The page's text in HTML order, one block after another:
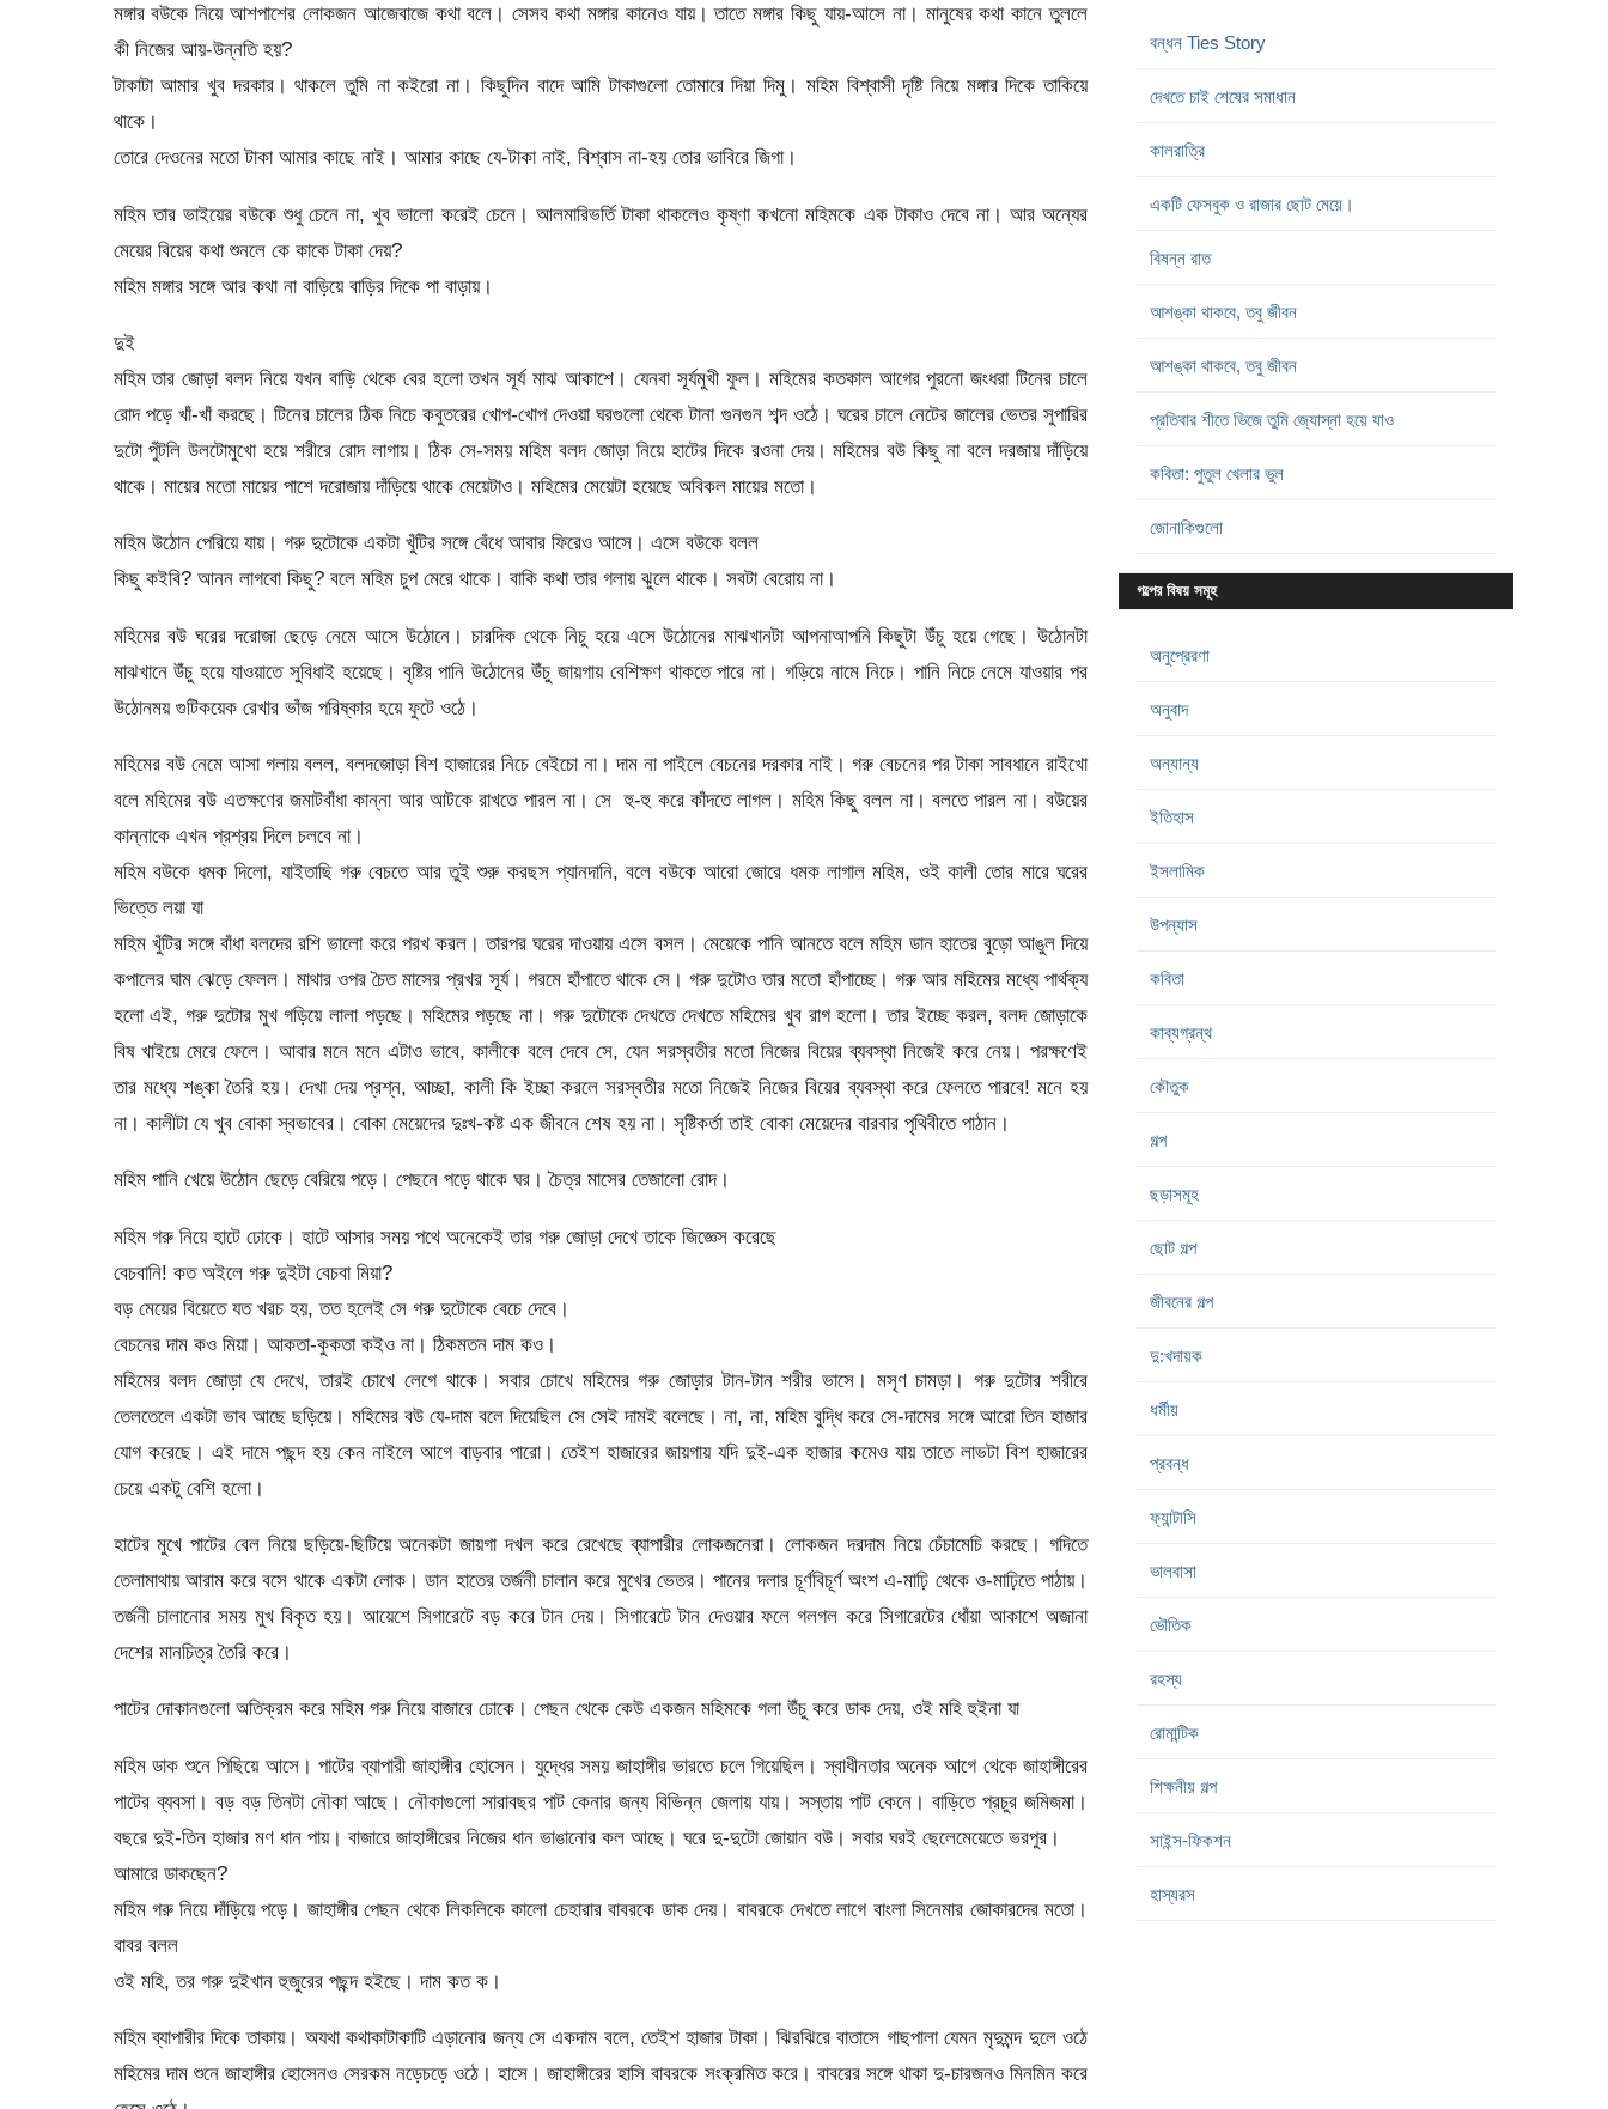
মঙ্গার বউকে নিয়ে আশপাশের লোকজন আজেবাজে কথা বলে। সেসব কথা মঙ্গার কানেও যায়। তাতে মঙ্গার কিছু যায়-আসে না। মানুষের কথা কানে তুললে
কী নিজের আয়-উন্নতি হয়?
টাকাটা আমার খুব দরকার। থাকলে তুমি না কইরো না। কিছুদিন বাদে আমি টাকাগুলো তোমারে দিয়া দিমু। মহিম বিশ্বাসী দৃষ্টি নিয়ে মঙ্গার দিকে তাকিয়ে
থাকে।
তোরে দেওনের মতো টাকা আমার কাছে নাই। আমার কাছে যে-টাকা নাই, বিশ্বাস না-হয় তোর ভাবিরে জিগা।
মহিম তার ভাইয়ের বউকে শুধু চেনে না, খুব ভালো করেই চেনে। আলমারিভর্তি টাকা থাকলেও কৃষ্ণা কখনো মহিমকে এক টাকাও দেবে না। আর অন্যের
মেয়ের বিয়ের কথা শুনলে কে কাকে টাকা দেয়?
মহিম মঙ্গার সঙ্গে আর কথা না বাড়িয়ে বাড়ির দিকে পা বাড়ায়।
দুই
মহিম তার জোড়া বলদ নিয়ে যখন বাড়ি থেকে বের হলো তখন সূর্য মাঝ আকাশে। যেনবা সূর্যমুখী ফুল। মহিমের কতকাল আগের পুরনো জংধরা টিনের চালে
রোদ পড়ে খাঁ-খাঁ করছে। টিনের চালের ঠিক নিচে কবুতরের খোপ-খোপ দেওয়া ঘরগুলো থেকে টানা গুনগুন শব্দ ওঠে। ঘরের চালে নেটের জালের ভেতর সুপারির
দুটো পুঁটলি উলটোমুখো হয়ে শরীরে রোদ লাগায়। ঠিক সে-সময় মহিম বলদ জোড়া নিয়ে হাটের দিকে রওনা দেয়। মহিমের বউ কিছু না বলে দরজায় দাঁড়িয়ে
থাকে। মায়ের মতো মায়ের পাশে দরোজায় দাঁড়িয়ে থাকে মেয়েটাও। মহিমের মেয়েটা হয়েছে অবিকল মায়ের মতো।
মহিম উঠোন পেরিয়ে যায়। গরু দুটোকে একটা খুঁটির সঙ্গে বেঁধে আবার ফিরেও আসে। এসে বউকে বলল
কিছু কইবি? আনন লাগবো কিছু? বলে মহিম চুপ মেরে থাকে। বাকি কথা তার গলায় ঝুলে থাকে। সবটা বেরোয় না।
মহিমের বউ ঘরের দরোজা ছেড়ে নেমে আসে উঠোনে। চারদিক থেকে নিচু হয়ে এসে উঠোনের মাঝখানটা আপনাআপনি কিছুটা উঁচু হয়ে গেছে। উঠোনটা
মাঝখানে উঁচু হয়ে যাওয়াতে সুবিধাই হয়েছে। বৃষ্টির পানি উঠোনের উঁচু জায়গায় বেশিক্ষণ থাকতে পারে না। গড়িয়ে নামে নিচে। পানি নিচে নেমে যাওয়ার পর
উঠোনময় গুটিকয়েক রেখার ভাঁজ পরিষ্কার হয়ে ফুটে ওঠে।
মহিমের বউ নেমে আসা গলায় বলল, বলদজোড়া বিশ হাজারের নিচে বেইচো না। দাম না পাইলে বেচনের দরকার নাই। গরু বেচনের পর টাকা সাবধানে রাইখো
বলে মহিমের বউ এতক্ষণের জমাটবাঁধা কান্না আর আটকে রাখতে পারল না। সে হু-হু করে কাঁদতে লাগল। মহিম কিছু বলল না। বলতে পারল না। বউয়ের
কান্নাকে এখন প্রশ্রয় দিলে চলবে না।
মহিম বউকে ধমক দিলো, যাইতাছি গরু বেচতে আর তুই শুরু করছস প্যানদানি, বলে বউকে আরো জোরে ধমক লাগাল মহিম, ওই কালী তোর মারে ঘরের
ভিত্তে লয়া যা
মহিম খুঁটির সঙ্গে বাঁধা বলদের রশি ভালো করে পরখ করল। তারপর ঘরের দাওয়ায় এসে বসল। মেয়েকে পানি আনতে বলে মহিম ডান হাতের বুড়ো আঙুল দিয়ে
কপালের ঘাম ঝেড়ে ফেলল। মাথার ওপর চৈত মাসের প্রখর সূর্য। গরমে হাঁপাতে থাকে সে। গরু দুটোও তার মতো হাঁপাচ্ছে। গরু আর মহিমের মধ্যে পার্থক্য
হলো এই, গরু দুটোর মুখ গড়িয়ে লালা পড়ছে। মহিমের পড়ছে না। গরু দুটোকে দেখতে দেখতে মহিমের খুব রাগ হলো। তার ইচ্ছে করল, বলদ জোড়াকে
বিষ খাইয়ে মেরে ফেলে। আবার মনে মনে এটাও ভাবে, কালীকে বলে দেবে সে, যেন সরস্বতীর মতো নিজের বিয়ের ব্যবস্থা নিজেই করে নেয়। পরক্ষণেই
তার মধ্যে শঙ্কা তৈরি হয়। দেখা দেয় প্রশ্ন, আচ্ছা, কালী কি ইচ্ছা করলে সরস্বতীর মতো নিজেই নিজের বিয়ের ব্যবস্থা করে ফেলতে পারবে! মনে হয়
না। কালীটা যে খুব বোকা স্বভাবের। বোকা মেয়েদের দুঃখ-কষ্ট এক জীবনে শেষ হয় না। সৃষ্টিকর্তা তাই বোকা মেয়েদের বারবার পৃথিবীতে পাঠান।
মহিম পানি খেয়ে উঠোন ছেড়ে বেরিয়ে পড়ে। পেছনে পড়ে থাকে ঘর। চৈত্র মাসের তেজালো রোদ।
মহিম গরু নিয়ে হাটে ঢোকে। হাটে আসার সময় পথে অনেকেই তার গরু জোড়া দেখে তাকে জিজ্ঞেস করেছে
বেচবানি! কত অইলে গরু দুইটা বেচবা মিয়া?
বড় মেয়ের বিয়েতে যত খরচ হয়, তত হলেই সে গরু দুটোকে বেচে দেবে।
বেচনের দাম কও মিয়া। আকতা-কুকতা কইও না। ঠিকমতন দাম কও।
মহিমের বলদ জোড়া যে দেখে, তারই চোখে লেগে থাকে। সবার চোখে মহিমের গরু জোড়ার টান-টান শরীর ভাসে। মসৃণ চামড়া। গরু দুটোর শরীরে
তেলতেলে একটা ভাব আছে ছড়িয়ে। মহিমের বউ যে-দাম বলে দিয়েছিল সে সেই দামই বলেছে। না, না, মহিম বুদ্ধি করে সে-দামের সঙ্গে আরো তিন হাজার
যোগ করেছে। এই দামে পছন্দ হয় কেন নাইলে আগে বাড়বার পারো। তেইশ হাজারের জায়গায় যদি দুই-এক হাজার কমেও যায় তাতে লাভটা বিশ হাজারের
চেয়ে একটু বেশি হলো।
হাটের মুখে পাটের বেল নিয়ে ছড়িয়ে-ছিটিয়ে অনেকটা জায়গা দখল করে রেখেছে ব্যাপারীর লোকজনেরা। লোকজন দরদাম নিয়ে চেঁচামেচি করছে। গদিতে
তেলামাথায় আরাম করে বসে থাকে একটা লোক। ডান হাতের তর্জনী চালান করে মুখের ভেতর। পানের দলার চূর্ণবিচূর্ণ অংশ এ-মাঢ়ি থেকে ও-মাঢ়িতে পাঠায়।
তর্জনী চালানোর সময় মুখ বিকৃত হয়। আয়েশে সিগারেটে বড় করে টান দেয়। সিগারেটে টান দেওয়ার ফলে গলগল করে সিগারেটের ধোঁয়া আকাশে অজানা
দেশের মানচিত্র তৈরি করে।
পাটের দোকানগুলো অতিক্রম করে মহিম গরু নিয়ে বাজারে ঢোকে। পেছন থেকে কেউ একজন মহিমকে গলা উঁচু করে ডাক দেয়, ওই মহি হুইনা যা
মহিম ডাক শুনে পিছিয়ে আসে। পাটের ব্যাপারী জাহাঙ্গীর হোসেন। যুদ্ধের সময় জাহাঙ্গীর ভারতে চলে গিয়েছিল। স্বাধীনতার অনেক আগে থেকে জাহাঙ্গীরের
পাটের ব্যবসা। বড় বড় তিনটা নৌকা আছে। নৌকাগুলো সারাবছর পাট কেনার জন্য বিভিন্ন জেলায় যায়। সস্তায় পাট কেনে। বাড়িতে প্রচুর জমিজমা।
বছরে দুই-তিন হাজার মণ ধান পায়। বাজারে জাহাঙ্গীরের নিজের ধান ভাঙানোর কল আছে। ঘরে দু-দুটো জোয়ান বউ। সবার ঘরই ছেলেমেয়েতে ভরপুর।
আমারে ডাকছেন?
মহিম গরু নিয়ে দাঁড়িয়ে পড়ে। জাহাঙ্গীর পেছন থেকে লিকলিকে কালো চেহারার বাবরকে ডাক দেয়। বাবরকে দেখতে লাগে বাংলা সিনেমার জোকারদের মতো।
বাবর বলল
ওই মহি, তর গরু দুইখান হুজুরের পছন্দ হইছে। দাম কত ক।
মহিম ব্যাপারীর দিকে তাকায়। অযথা কথাকাটাকাটি এড়ানোর জন্য সে একদাম বলে, তেইশ হাজার টাকা। ঝিরঝিরে বাতাসে গাছপালা যেমন মৃদুমন্দ দুলে ওঠে
মহিমের দাম শুনে জাহাঙ্গীর হোসেনও সেরকম নড়েচড়ে ওঠে। হাসে। জাহাঙ্গীরের হাসি বাবরকে সংক্রমিত করে। বাবরের সঙ্গে থাকা দু-চারজনও মিনমিন করে
বন্ধন Ties Story
দেখতে চাই শেষের সমাধান
কালরাত্রি
একটি ফেসবুক ও রাজার ছোট মেয়ে।
বিষন্ন রাত
আশঙ্কা থাকবে, তবু জীবন
আশঙ্কা থাকবে, তবু জীবন
প্রতিবার শীতে ভিজে তুমি জ্যোস্না হয়ে যাও
কবিতা: পুতুল খেলার ভুল
জোনাকিগুলো
গল্পের বিষয় সমূহ
অনুপ্রেরণা
অনুবাদ
অন্যান্য
ইতিহাস
ইসলামিক
উপন্যাস
কবিতা
কাব্যগ্রন্থ
কৌতুক
গল্প
ছড়াসমূহ
ছোট গল্প
জীবনের গল্প
দু:খদায়ক
ধর্মীয়
প্রবন্ধ
ফ্যান্টাসি
ভালবাসা
ভৌতিক
রহস্য
রোমান্টিক
শিক্ষনীয় গল্প
সাইন্স-ফিকশন
হাস্যরস